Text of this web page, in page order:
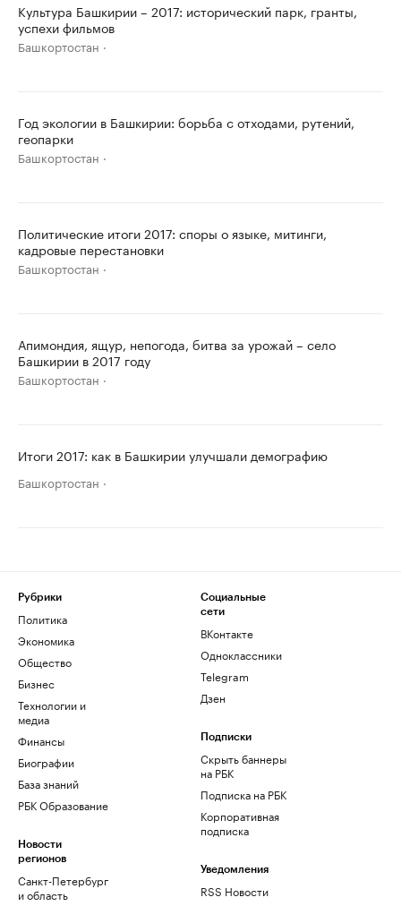
Культура Башкирии – 2017: исторический парк, гранты,
успехи фильмов
Башкортостан
Год экологии в Башкирии: борьба с отходами, рутений,
геопарки
Башкортостан
Политические итоги 2017: споры о языке, митинги,
кадровые перестановки
Башкортостан
Апимондия, ящур, непогода, битва за урожай – село
Башкирии в 2017 году
Башкортостан
Итоги 2017: как в Башкирии улучшали демографию
Башкортостан
Рубрики
Политика
Экономика
Общество
Бизнес
Технологии и
медиа
Финансы
Биографии
База знаний
РБК Образование
Новости
регионов
Санкт-Петербург
и область
Социальные
сети
ВКонтакте
Одноклассники
Telegram
Дзен
Подписки
Скрыть баннеры
на РБК
Подписка на РБК
Корпоративная
подписка
Уведомления
RSS Новости